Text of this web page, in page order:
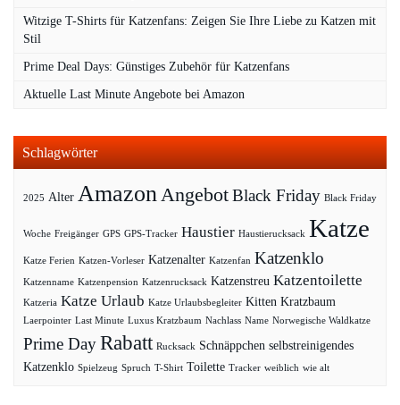
Witzige T-Shirts für Katzenfans: Zeigen Sie Ihre Liebe zu Katzen mit
Stil
Prime Deal Days: Günstiges Zubehör für Katzenfans
Aktuelle Last Minute Angebote bei Amazon
Schlagwörter
2025 Alter Amazon AngebotBlack Friday Black Friday
Woche Freigänger GPS GPS-Tracker Haustier Haustierucksack Katze
Katze Ferien Katzen-Vorleser Katzenalter Katzenfan Katzenklo
Katzenname Katzenpension Katzenrucksack Katzenstreu Katzentoilette
Katzeria Katze Urlaub Katze Urlaubsbegleiter Kitten Kratzbaum
Laerpointer Last Minute Luxus Kratzbaum Nachlass Name Norwegische Waldkatze
Prime DayRabatt Rucksack Schnäppchen selbstreinigendes
Katzenklo Spielzeug Spruch T-Shirt Toilette Tracker weiblich wie alt